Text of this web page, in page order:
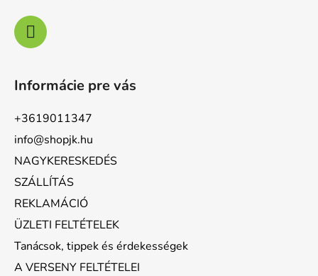
Informácie pre vás
+3619011347
info@shopjk.hu
NAGYKERESKEDÉS
SZÁLLÍTÁS
REKLAMÁCIÓ
ÜZLETI FELTÉTELEK
Tanácsok, tippek és érdekességek
A VERSENY FELTÉTELEI